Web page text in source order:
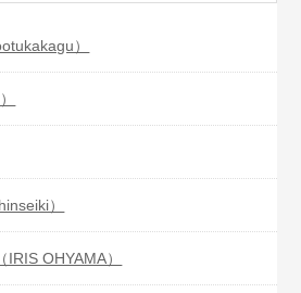
）
）
OHYAMA）